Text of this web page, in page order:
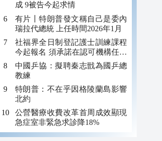
成 9被告今起求情
有片丨特朗普發文稱自己是委內
瑞拉代總統 上任時間2026年1月
社福界全日制登記護士訓練課程
今起報名 須承諾在認可機構任職
至少三年
中國乒協：擬聘秦志戩為國乒總
教練
特朗普：不在乎因格陵蘭島影響
北約
公營醫療收費改革首周成效顯現
急症室非緊急求診降18%